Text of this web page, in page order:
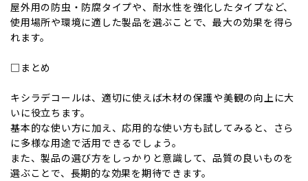
屋外用の防虫・防腐タイプや、耐水性を強化したタイプなど、
使用場所や環境に適した製品を選ぶことで、最大の効果を得ら
れます。
□まとめ
キシラデコールは、適切に使えば木材の保護や美観の向上に大
いに役立ちます。
基本的な使い方に加え、応用的な使い方も試してみると、さら
に多様な用途で活用できるでしょう。
また、製品の選び方をしっかりと意識して、品質の良いものを
選ぶことで、長期的な効果を期待できます。